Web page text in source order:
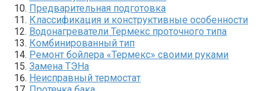
Предварительная подготовка
Классификация и конструктивные особенности
Водонагреватели Термекс проточного типа
Комбинированный тип
Ремонт бойлера «Термекс» своими руками
Замена ТЭНа
Неисправный термостат